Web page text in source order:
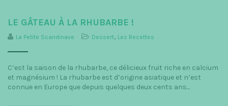
LE GÂTEAU À LA RHUBARBE !
La Petite Scandinave Dessert, Les Recettes
C’est la saison de la rhubarbe, ce délicieux fruit riche en calcium
et magnésium ! La rhubarbe est d’origine asiatique et n’est
connue en Europe que depuis quelques deux cents ans...